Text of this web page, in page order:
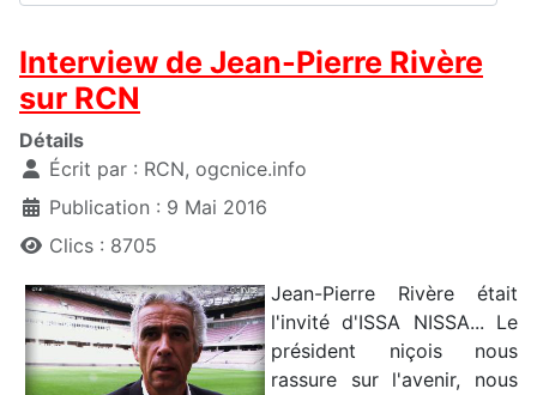
Interview de Jean-Pierre Rivère
sur RCN
Détails
Écrit par : RCN, ogcnice.info
Publication : 9 Mai 2016
Clics : 8705
Jean-Pierre Rivère était
l'invité d'ISSA NISSA... Le
président niçois nous
rassure sur l'avenir, nous